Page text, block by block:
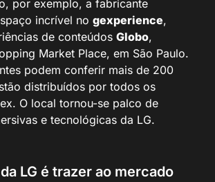
por exemplo, a fabricante
incrível no gexperience,
de conteúdos Globo,
Market Place, em São Paulo.
podem conferir mais de 200
distribuídos por todos os
O local tornou-se palco de
e tecnológicas da LG.
LG é trazer ao mercado